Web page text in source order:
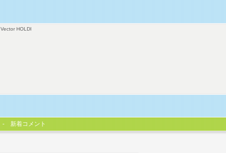
Vector HOLDI
新着コメント